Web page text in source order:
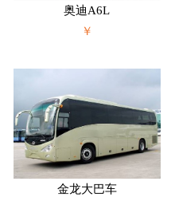
奥迪A6L
￥
金龙大巴车